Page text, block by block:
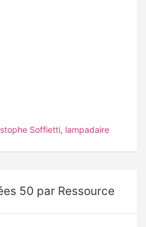
Soffietti, lampadaire
50 par Ressource